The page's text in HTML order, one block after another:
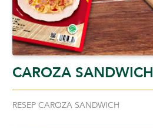
CAROZA SANDWICH
RESEP CAROZA SANDWICH